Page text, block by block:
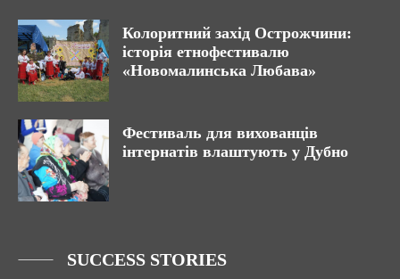
Колоритний захід Острожчини:
історія етнофестивалю
«Новомалинська Любава»
Фестиваль для вихованців
інтернатів влаштують у Дубно
SUCCESS STORIES